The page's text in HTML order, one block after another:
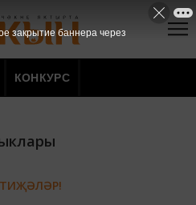
КОНКУРС
закрытие баннера через